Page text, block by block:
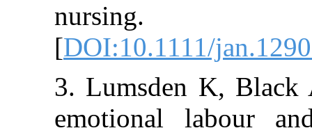
nursing.
[DOI:10.1111/
3. Lumsden
emotional